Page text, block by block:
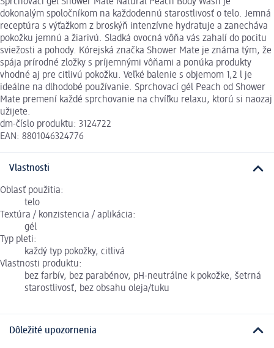
dokonalým spoločníkom na každodennú starostlivosť o telo. Jemná
receptúra s výťažkom z broskýň intenzívne hydratuje a zanecháva
pokožku jemnú a žiarivú. Sladká ovocná vôňa vás zahalí do pocitu
sviežosti a pohody. Kórejská značka Shower Mate je známa tým, že
spája prírodné zložky s príjemnými vôňami a ponúka produkty
vhodné aj pre citlivú pokožku. Veľké balenie s objemom 1,2 l je
ideálne na dlhodobé používanie. Sprchovací gél Peach od Shower
Mate premení každé sprchovanie na chvíľku relaxu, ktorú si naozaj
užijete.
dm-číslo produktu: 3124722
EAN: 8801046324776
Vlastnosti
Oblasť použitia:
telo
Textúra / konzistencia / aplikácia:
gél
Typ pleti:
každý typ pokožky, citlivá
Vlastnosti produktu:
bez farbív, bez parabénov, pH-neutrálne k pokožke, šetrná
starostlivosť, bez obsahu oleja/tuku
Dôležité upozornenia